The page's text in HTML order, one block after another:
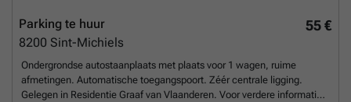
55 €
Parking te huur
8200 Sint-Michiels
Ondergrondse autostaanplaats met plaats voor 1 wagen, ruime
afmetingen. Automatische toegangspoort. Zéér centrale ligging.
Gelegen in Residentie Graaf van Vlaanderen. Voor verdere informatie